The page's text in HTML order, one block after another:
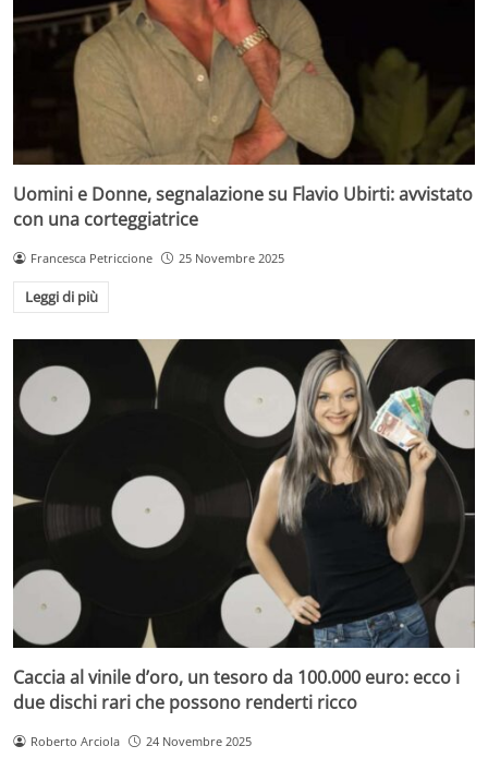
Uomini e Donne, segnalazione su Flavio Ubirti: avvistato
con una corteggiatrice
Francesca Petriccione 25 Novembre 2025
Leggi di più
Caccia al vinile d’oro, un tesoro da 100.000 euro: ecco i
due dischi rari che possono renderti ricco
Roberto Arciola 24 Novembre 2025